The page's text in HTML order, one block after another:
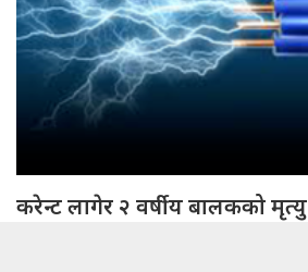
करेन्ट लागेर २ वर्षीय बालकको मृत्यु